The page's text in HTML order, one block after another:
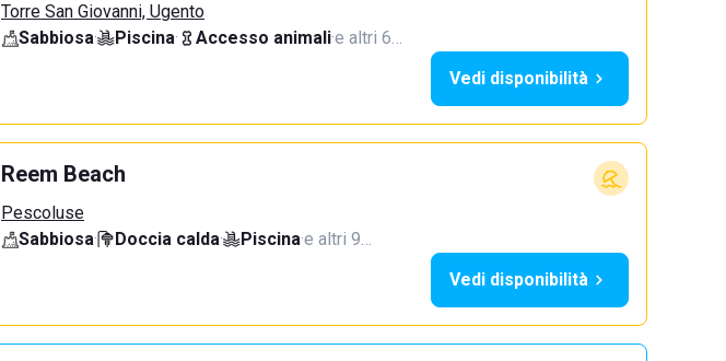
Torre San Giovanni, Ugento
Sabbiosa· Piscina· Accesso animali·e altri 6…
Vedi disponibilità
Reem Beach
Pescoluse
Sabbiosa· Doccia calda· Piscina·e altri 9…
Vedi disponibilità